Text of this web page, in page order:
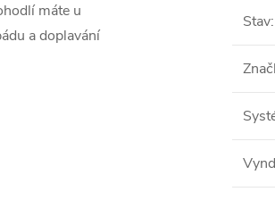
máte u
a doplavání
Stav: